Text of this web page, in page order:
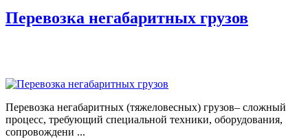
Перевозка негабаритных грузов
Перевозка негабаритных (тяжеловесных) грузов– сложный
процесс, требующий специальной техники, оборудования,
сопровождени ...